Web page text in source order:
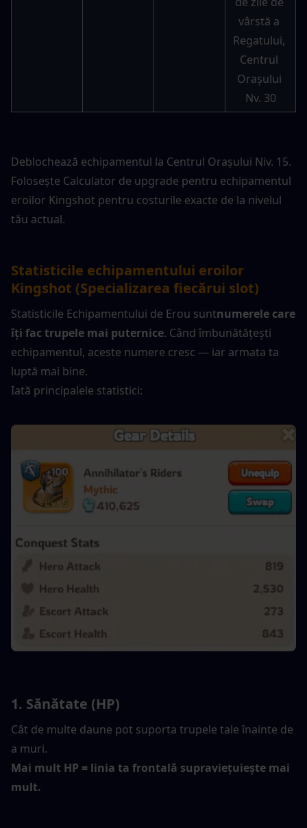
vârstă a
Regatului,
Centrul
Orașului
Nv. 30
Deblochează echipamentul la Centrul Orașului Niv. 15.
Folosește Calculator de upgrade pentru echipamentul
eroilor Kingshot pentru costurile exacte de la nivelul
tău actual.
Statisticile echipamentului eroilor
Kingshot (Specializarea fiecărui slot)
Statisticile Echipamentului de Erou suntnumerele care
îți fac trupele mai puternice. Când îmbunătățești
echipamentul, aceste numere cresc — iar armata ta
luptă mai bine.
Iată principalele statistici:
1. Sănătate (HP)
Cât de multe daune pot suporta trupele tale înainte de
a muri.
Mai mult HP = linia ta frontală supraviețuiește mai
mult.